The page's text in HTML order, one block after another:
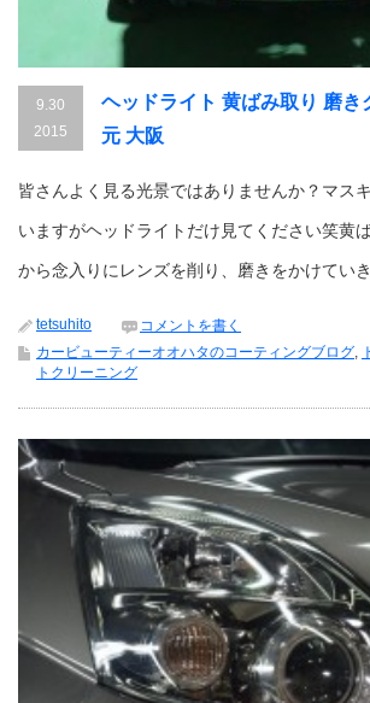
9.30
2015
ヘッドライト 黄ばみ取り 磨き
元 大阪
皆さんよく見る光景ではありませんか？マス
いますがヘッドライトだけ見てください笑黄
から念入りにレンズを削り、磨きをかけていき
tetsuhito
コメントを書く
カービューティーオオハタのコーティングブログ
トクリーニング